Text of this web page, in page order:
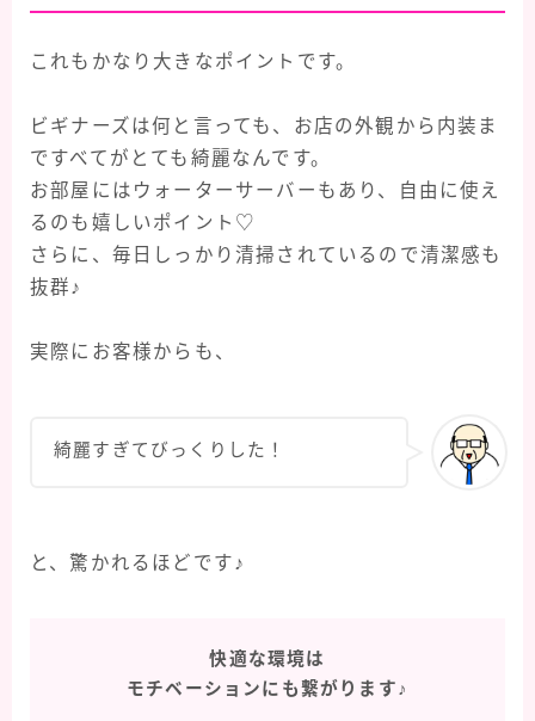
これもかなり大きなポイントです。
ビギナーズは何と言っても、お店の外観から内装ま
ですべてがとても綺麗なんです。
お部屋にはウォーターサーバーもあり、自由に使え
るのも嬉しいポイント♡
さらに、毎日しっかり清掃されているので清潔感も
抜群♪
実際にお客様からも、
綺麗すぎてびっくりした！
と、驚かれるほどです♪
快適な環境は
モチベーションにも繋がります♪